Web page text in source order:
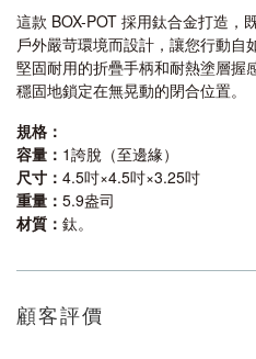
這款 BOX-POT 採用鈦合金打造，
戶外嚴苛環境而設計，讓您行動自
堅固耐用的折疊手柄和耐熱塗層握
穩固地鎖定在無晃動的閉合位置。
規格：
容量： 1誇脫（至邊緣）
尺寸： 4.5吋×4.5吋×3.25吋
重量： 5.9盎司
材質： 鈦。
顧客評價